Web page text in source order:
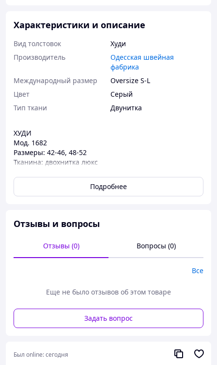
Характеристики и описание
Вид толстовок
Худи
Производитель
Одесская швейная
фабрика
Международный размер
Oversize S-L
Цвет
Серый
Тип ткани
Двунитка
ХУДИ
Мод. 1682
Размеры: 42-46, 48-52
Тканина: двохнитка люкс
Длина размер 65см
Подробнее
Отзывы и вопросы
Отзывы (0) Вопросы (0)
Все
Еще не было отзывов об этом товаре
Задать вопрос
Был online:сегодня